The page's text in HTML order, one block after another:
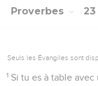
Proverbes 23
Seuls les Évangiles sont
1 Si tu es à table